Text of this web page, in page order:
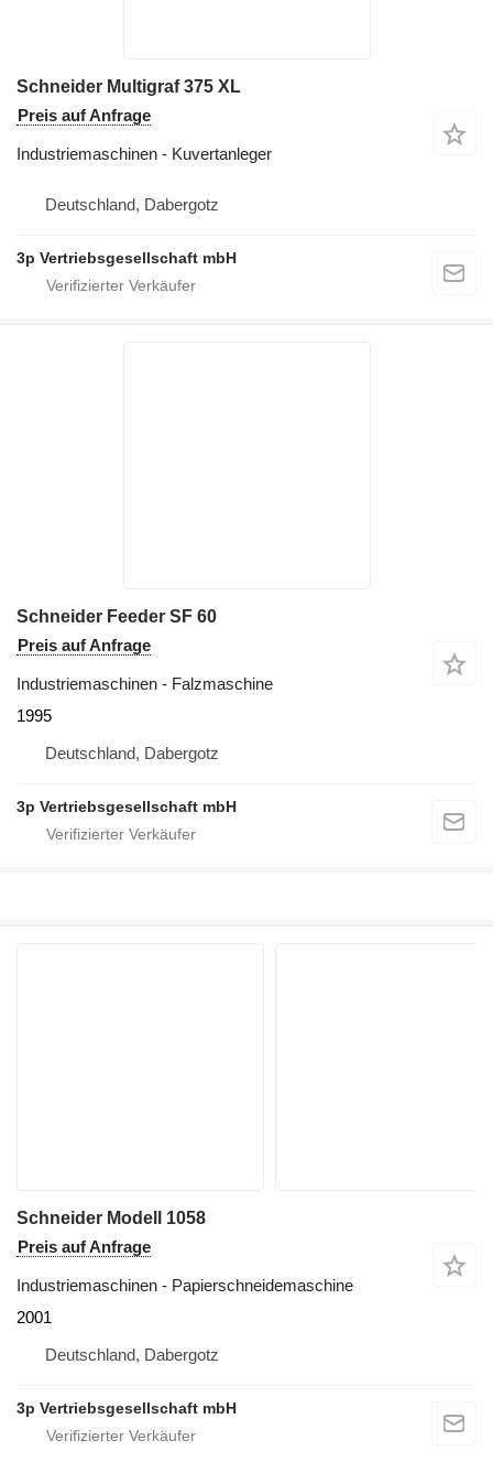
Schneider Multigraf 375 XL
Preis auf Anfrage
Industriemaschinen - Kuvertanleger
Deutschland, Dabergotz
3p Vertriebsgesellschaft mbH
Schneider Feeder SF 60
Preis auf Anfrage
Industriemaschinen - Falzmaschine
1995
Deutschland, Dabergotz
3p Vertriebsgesellschaft mbH
Schneider Modell 1058
Preis auf Anfrage
Industriemaschinen - Papierschneidemaschine
2001
Deutschland, Dabergotz
3p Vertriebsgesellschaft mbH